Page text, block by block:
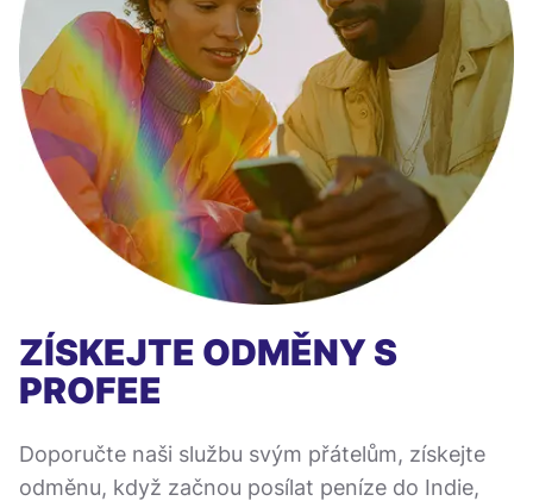
ZÍSKEJTE ODMĚNY S
PROFEE
Doporučte naši službu svým přátelům, získejte
odměnu, když začnou posílat peníze do Indie,